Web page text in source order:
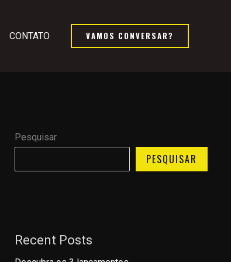
CONTATO VAMOS CONVERSAR?
Pesquisar
PESQUISAR
Recent Posts